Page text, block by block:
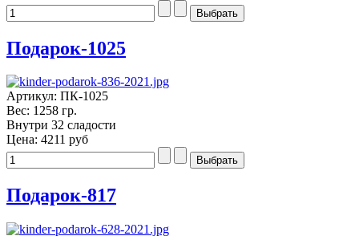
Подарок-1025
Артикул: ПК-1025
Вес: 1258 гр.
Внутри 32 сладости
Цена: 4211 руб
Подарок-817